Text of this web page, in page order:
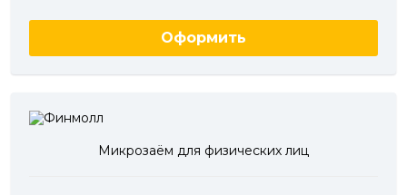
Оформить
Микрозаём для физических лиц